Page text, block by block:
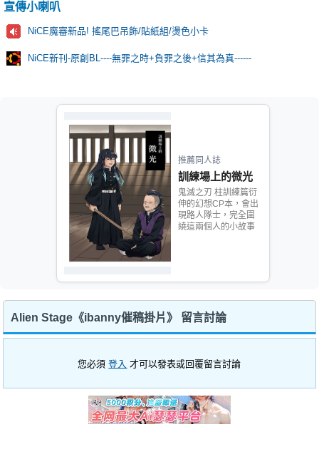
宣傳小喇叭
NiCE魔審新品! 搖尾巴吊飾/貼紙組/燙色小卡
NiCE新刊-原創BL----無罪之時+負罪之後+信其為真------
推薦同人誌
訓練場上的微光
鬼滅之刃 柱訓練篇衍
伸的幻想CP本，會出
現路人隊士，完全圍
繞這兩個人的小故事
Alien Stage《ibanny催稿掛片》 留言討論
您必須登入 才可以發表或回覆留言討論